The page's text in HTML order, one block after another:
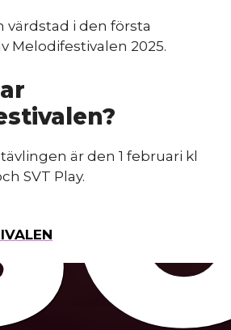
värdstad i den första
Melodifestivalen 2025.
är den 1 februari kl
SVT Play.